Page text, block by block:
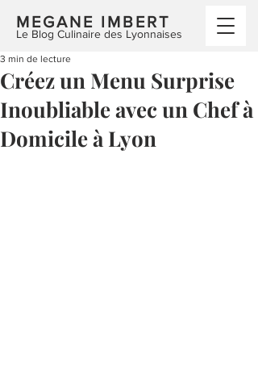
MEGANE IMBERT
Le Blog Culinaire des Lyonnaises
Créez un Menu Surprise
Inoubliable avec un Chef à
Domicile à Lyon
3 min de lecture